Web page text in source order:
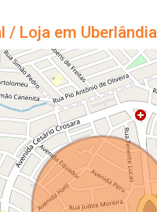
/ Loja em Uberlândia